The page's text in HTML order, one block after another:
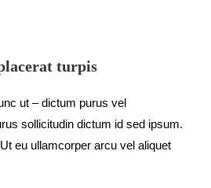
turpis
ut – dictum purus vel
sollicitudin dictum id sed ipsum.
eu ullamcorper arcu vel aliquet